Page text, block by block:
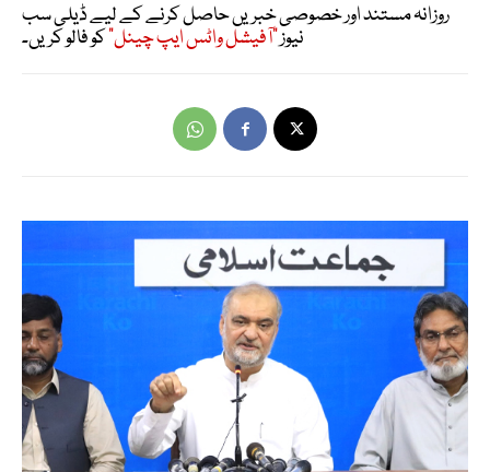
روزانہ مستند اور خصوصی خبریں حاصل کرنے کے لیے ڈیلی سب
نیوز"آفیشل واٹس ایپ چینل"کو فالو کریں۔